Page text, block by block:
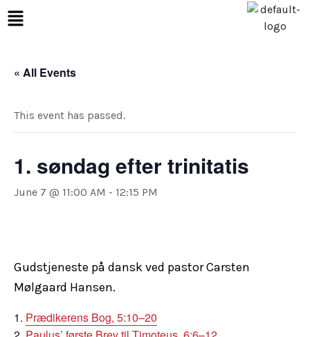
« All Events
This event has passed.
1. søndag efter trinitatis
June 7 @ 11:00 AM - 12:15 PM
Gudstjeneste på dansk ved pastor Carsten
Mølgaard Hansen.
Prædikerens Bog, 5:10–20